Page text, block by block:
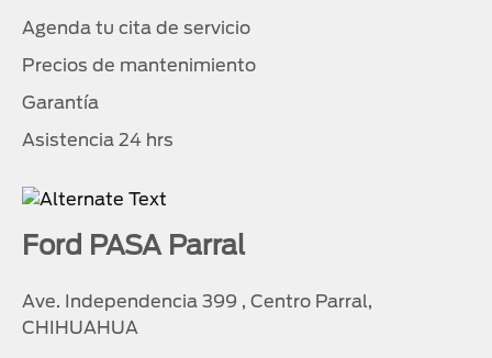
Agenda tu cita de servicio
Precios de mantenimiento
Garantía
Asistencia 24 hrs
Ford PASA Parral
Ave. Independencia 399 , Centro Parral,
CHIHUAHUA